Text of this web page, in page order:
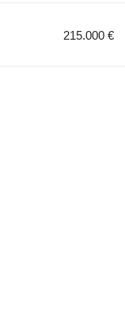
215.000 €